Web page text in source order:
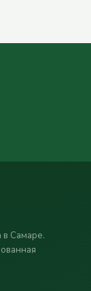
Самаре.